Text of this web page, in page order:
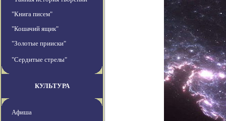
"Книга писем"
"Кошачий ящик"
"Золотые прииски"
"Сердитые стрелы"
КУЛЬТУРА
Афиша